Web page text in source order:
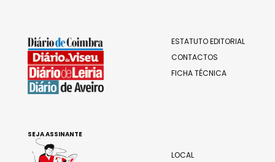
ESTATUTO EDITORIAL
CONTACTOS
FICHA TÉCNICA
LOCAL
SEJA ASSINANTE